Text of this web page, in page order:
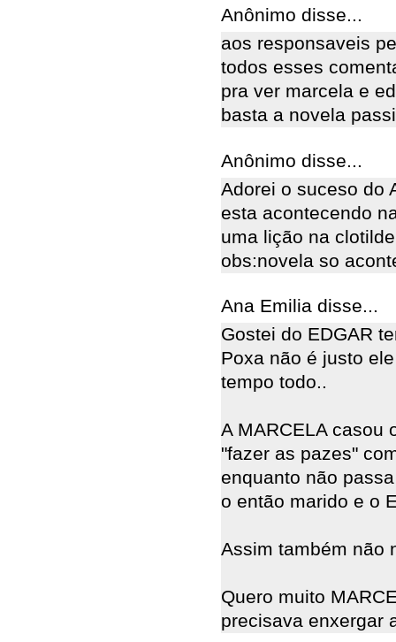
Anônimo disse...
aos responsaveis
todos esses
pra ver marcela e
basta a novela
Anônimo disse...
Adorei o suceso do
esta acontecendo
uma lição na
obs:novela so
Ana Emilia disse...
Gostei do EDGAR
Poxa não é justo
tempo todo..
A MARCELA casou
"fazer as pazes"
enquanto não
o então marido e o
Assim também não
Quero muito
precisava enxergar